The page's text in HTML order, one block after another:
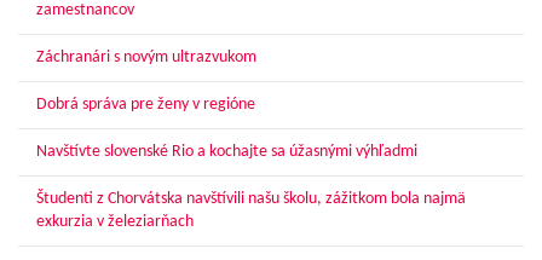
zamestnancov
Záchranári s novým ultrazvukom
Dobrá správa pre ženy v regióne
Navštívte slovenské Rio a kochajte sa úžasnými výhľadmi
Študenti z Chorvátska navštívili našu školu, zážitkom bola najmä
exkurzia v železiarňach